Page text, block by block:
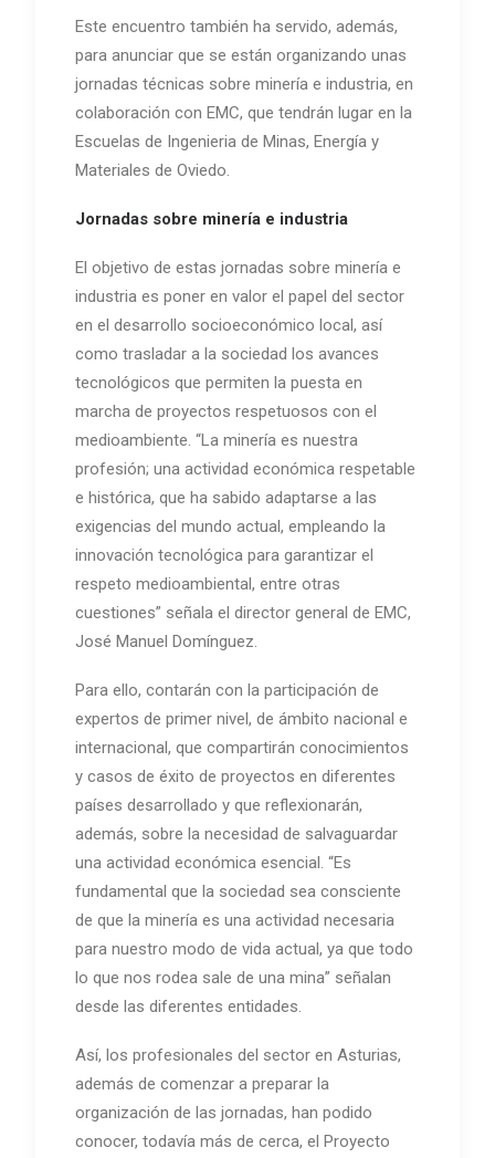
Este encuentro también ha servido, además,
para anunciar que se están organizando unas
jornadas técnicas sobre minería e industria, en
colaboración con EMC, que tendrán lugar en la
Escuelas de Ingenieria de Minas, Energía y
Materiales de Oviedo.
Jornadas sobre minería e industria
El objetivo de estas jornadas sobre minería e
industria es poner en valor el papel del sector
en el desarrollo socioeconómico local, así
como trasladar a la sociedad los avances
tecnológicos que permiten la puesta en
marcha de proyectos respetuosos con el
medioambiente. “La minería es nuestra
profesión; una actividad económica respetable
e histórica, que ha sabido adaptarse a las
exigencias del mundo actual, empleando la
innovación tecnológica para garantizar el
respeto medioambiental, entre otras
cuestiones” señala el director general de EMC,
José Manuel Domínguez.
Para ello, contarán con la participación de
expertos de primer nivel, de ámbito nacional e
internacional, que compartirán conocimientos
y casos de éxito de proyectos en diferentes
países desarrollado y que reflexionarán,
además, sobre la necesidad de salvaguardar
una actividad económica esencial. “Es
fundamental que la sociedad sea consciente
de que la minería es una actividad necesaria
para nuestro modo de vida actual, ya que todo
lo que nos rodea sale de una mina” señalan
desde las diferentes entidades.
Así, los profesionales del sector en Asturias,
además de comenzar a preparar la
organización de las jornadas, han podido
conocer, todavía más de cerca, el Proyecto